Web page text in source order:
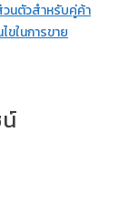
วนตัวสำหรับคู่ค้า
ขในการขาย